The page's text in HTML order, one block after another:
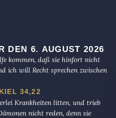
DEN 6. AUGUST 2026
kommen, daß sie hinfort nicht
ich will Recht sprechen zwischen
34,22
Krankheiten litten, und trieb
nicht reden, denn sie